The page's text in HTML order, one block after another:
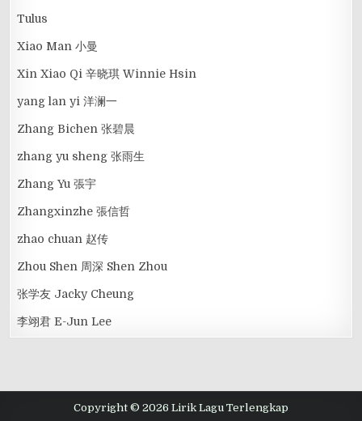
Tulus
Xiao Man 小曼
Xin Xiao Qi 辛晓琪 Winnie Hsin
yang lan yi 洋澜一
Zhang Bichen 张碧晨
zhang yu sheng 张雨生
Zhang Yu 張宇
Zhangxinzhe 張信哲
zhao chuan 赵传
Zhou Shen 周深 Shen Zhou
张学友 Jacky Cheung
李翊君 E-Jun Lee
Copyright © 2026 Lirik Lagu Terlengkap